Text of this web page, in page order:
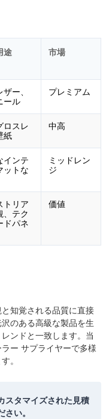
途 市場
ー、
ール
プレミアム
ロスレ
紙
中高
インテ
ットな
ミッドレン
ジ
トリア
、テク
ドパネ
価値
知覚される品質に直接
のある高級な製品を生
ンドと一致します。当
ー サプライヤーで多様
。
スタマイズされた見積
い。